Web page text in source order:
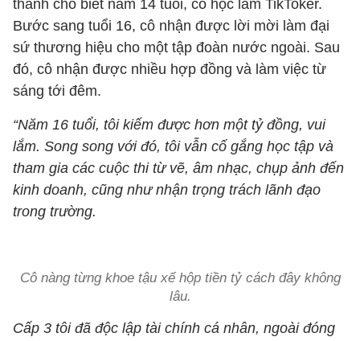
thành cho biết năm 14 tuổi, cô học làm TikToker.
Bước sang tuổi 16, cô nhận được lời mời làm đại
sứ thương hiệu cho một tập đoàn nước ngoài. Sau
đó, cô nhận được nhiều hợp đồng và làm việc từ
sáng tới đêm.
“Năm 16 tuổi, tôi kiếm được hơn một tỷ đồng, vui
lắm. Song song với đó, tôi vẫn cố gắng học tập và
tham gia các cuộc thi từ vẽ, âm nhạc, chụp ảnh đến
kinh doanh, cũng như nhận trọng trách lãnh đạo
trong trường.
Cô nàng từng khoe tậu xế hộp tiền tỷ cách đây không
lâu.
Cấp 3 tôi đã độc lập tài chính cá nhân, ngoài đóng